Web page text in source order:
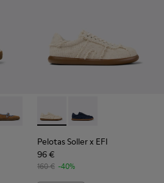
006 - Ballarines beix de camussa i
010
- K201825-008
Terreno - K201825-007 -
Peu Terreno - K201825-003
Peu Terreno - K201825-
Pelotas Soller x EFI -
Pelotas Soller x EFI -
Pelotas Soller x EFI
96 €
160 € -40%